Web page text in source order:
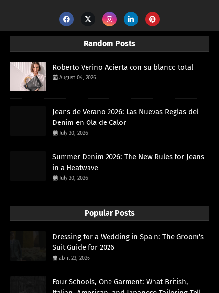
Random Posts
Roberto Verino Acierta con su blanco total
August 04, 2026
Jeans de Verano 2026: Las Nuevas Reglas del
Denim en Ola de Calor
July 30, 2026
Summer Denim 2026: The New Rules for Jeans
in a Heatwave
July 30, 2026
Popular Posts
Dressing for a Wedding in Spain: The Groom's
Suit Guide for 2026
abril 23, 2026
Four Schools, One Garment: What British,